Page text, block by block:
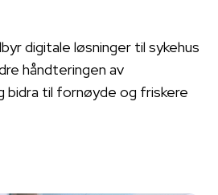
digitale løsninger til sykehus
håndteringen av
bidra til fornøyde og friskere